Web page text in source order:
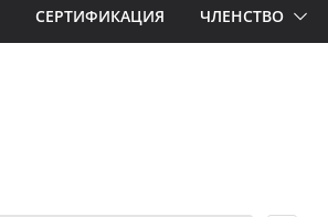
СЕРТИФИКАЦИЯ ЧЛЕНСТВО